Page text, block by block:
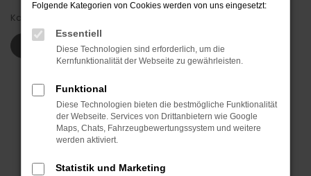
Karsten Z.
WEITERE KUNDENSTIMMEN LESEN
Folgende Kategorien von Cookies werden von uns eingesetzt:
Essentiell
Diese Technologien sind erforderlich, um die
Kernfunktionalität der Webseite zu gewährleisten.
Funktional
Diese Technologien bieten die bestmögliche Funktionalität
der Webseite. Services von Drittanbietern wie Google
Maps, Chats, Fahrzeugbewertungssystem und weitere
werden aktiviert.
Statistik und Marketing